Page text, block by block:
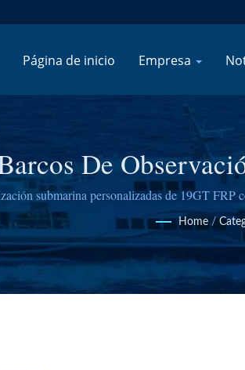
Página de inicio Empresa
De
submarina personalizadas de 19GT
experiencia en construcción naval con
Home /